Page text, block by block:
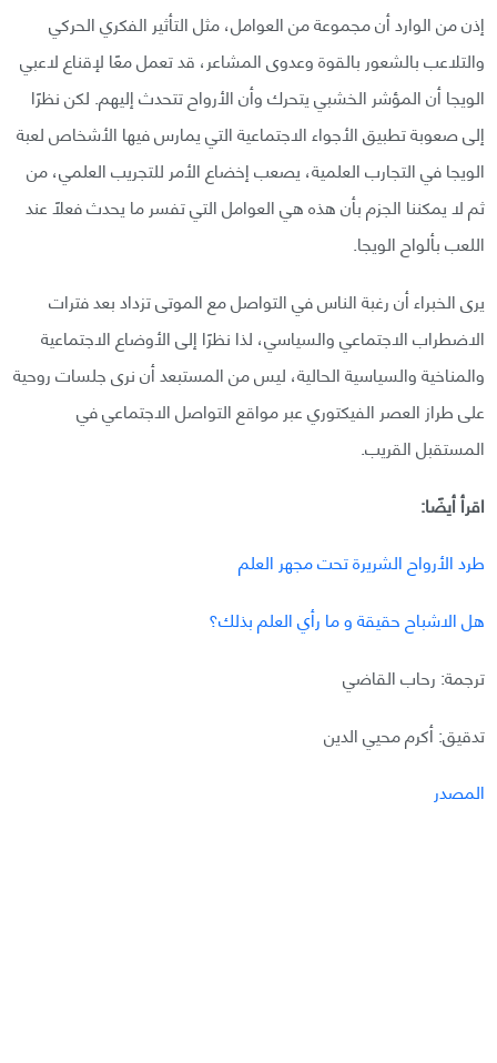
إذن من الوارد أن مجموعة من العوامل، مثل التأثير الفكري الحركي
والتلاعب بالشعور بالقوة وعدوى المشاعر، قد تعمل معًا لإقناع لاعبي
الويجا أن المؤشر الخشبي يتحرك وأن الأرواح تتحدث إليهم. لكن نظرًا
إلى صعوبة تطبيق الأجواء الاجتماعية التي يمارس فيها الأشخاص لعبة
الويجا في التجارب العلمية، يصعب إخضاع الأمر للتجريب العلمي، من
ثم لا يمكننا الجزم بأن هذه هي العوامل التي تفسر ما يحدث فعلًا عند
اللعب بألواح الويجا.
يرى الخبراء أن رغبة الناس في التواصل مع الموتى تزداد بعد فترات
الاضطراب الاجتماعي والسياسي، لذا نظرًا إلى الأوضاع الاجتماعية
والمناخية والسياسية الحالية، ليس من المستبعد أن نرى جلسات روحية
على طراز العصر الفيكتوري عبر مواقع التواصل الاجتماعي في
المستقبل القريب.
اقرأ أيضًا:
طرد الأرواح الشريرة تحت مجهر العلم
هل الاشباح حقيقة و ما رأي العلم بذلك؟
ترجمة: رحاب القاضي
تدقيق: أكرم محيي الدين
المصدر